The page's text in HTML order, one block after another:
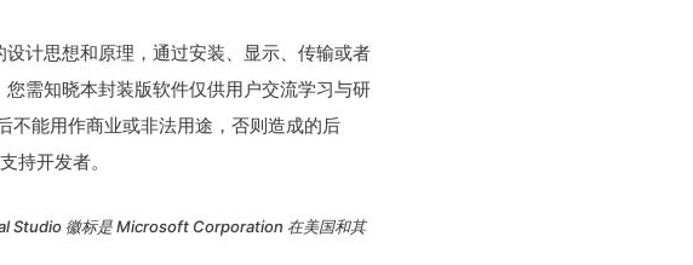
计思想和原理，通过安装、显示、传输或者
需知晓本封装版软件仅供用户交流学习与研
不能用作商业或非法用途，否则造成的后
持开发者。
Studio 徽标是 Microsoft Corporation 在美国和其